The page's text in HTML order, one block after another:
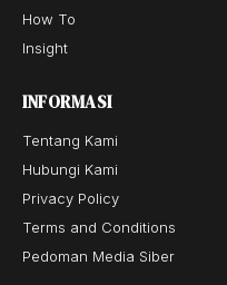
How To
Insight
INFORMASI
Tentang Kami
Hubungi Kami
Privacy Policy
Terms and Conditions
Pedoman Media Siber